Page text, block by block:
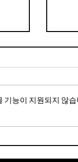
갱년
기능이 지원되지 않